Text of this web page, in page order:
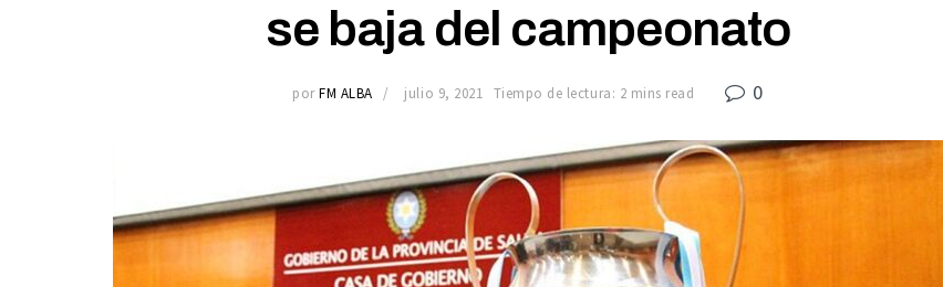
se baja del campeonato
por FM ALBA julio 9, 2021 Tiempo de lectura: 2 mins read 0